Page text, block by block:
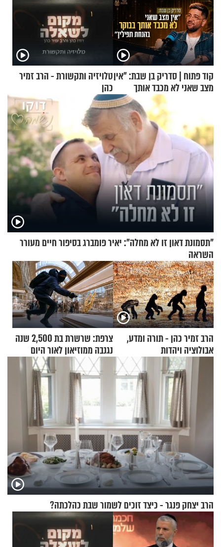
קוד פתוח | סדריק בן שבת: "אין
מצב שאני לא מכבד אותך
בבוקר בהנחת תפילין"
טלויזיה ותקשורת - הרב זמיר
כהן
"תסמונת דאון זו לא מחלה": יאיר פומברג בסיפור חיים מעורר
השראה
הרב זמיר כהן - תורה ומדע,
אבולוציה ויהדות
צרפת: שרשרת בת 2,500 שנה
נגנבה ממוזיאון לאור היום
הרב יצחק פנגר - כיצד זוכים לשמור שבת כהלכתה?